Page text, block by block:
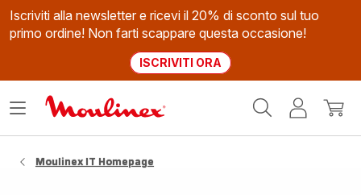
Iscriviti alla newsletter e ricevi il 20% di sconto sul tuo
primo ordine! Non farti scappare questa occasione!
ISCRIVITI ORA
Il
Apri
Moulinex IT Homepage